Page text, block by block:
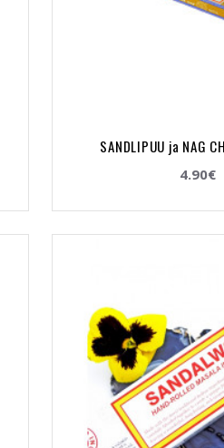
SANDLIPUU ja NAG
4.90€